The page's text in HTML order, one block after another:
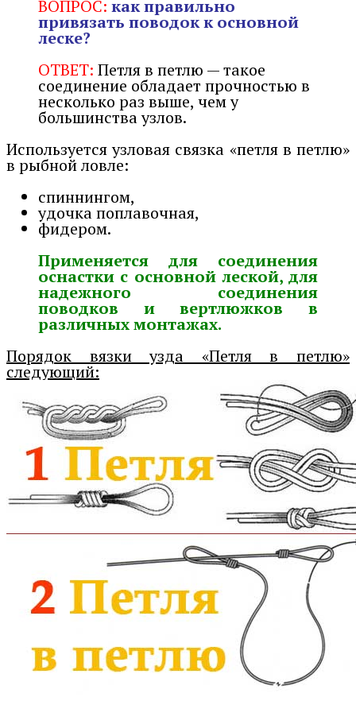
ВОПРОС: как правильно
привязать поводок к основной
леске?
ОТВЕТ: Петля в петлю — такое
соединение обладает прочностью в
несколько раз выше, чем у
большинства узлов.
Используется узловая связка «петля в петлю»
в рыбной ловле:
спиннингом,
удочка поплавочная,
фидером.
Применяется для соединения
оснастки с основной леской, для
надежного соединения
поводков и вертлюжков в
различных монтажах.
Порядок вязки узда «Петля в петлю»
следующий: